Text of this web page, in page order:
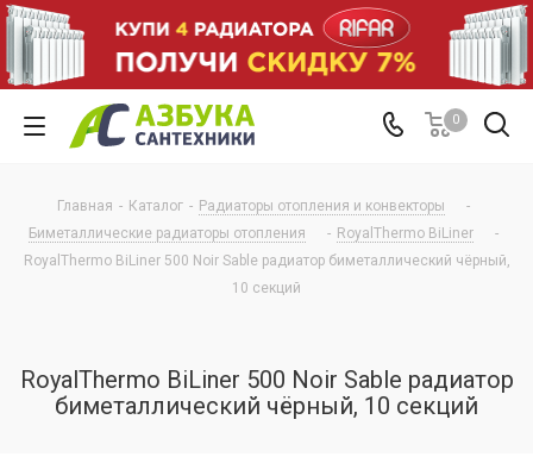
0
Главная - Каталог - Радиаторы отопления и конвекторы
-
Биметаллические радиаторы отопления
- RoyalThermo BiLiner
-
RoyalThermo BiLiner 500 Noir Sable радиатор биметаллический чёрный,
10 секций
RoyalThermo BiLiner 500 Noir Sable радиатор
биметаллический чёрный, 10 секций